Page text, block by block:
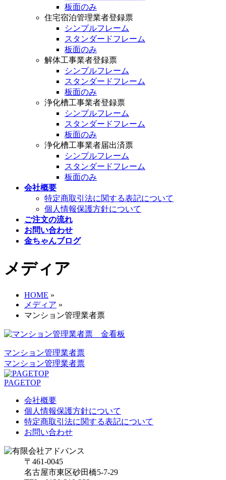
板面のみ
住宅宿泊管理業者登録票
シンプルフレーム
スタンダードフレーム
板面のみ
解体工事業者登録票
シンプルフレーム
スタンダードフレーム
板面のみ
浄化槽工事業者登録票
シンプルフレーム
スタンダードフレーム
板面のみ
浄化槽工事業者届出済票
シンプルフレーム
スタンダードフレーム
板面のみ
会社概要
特定商取引法に関する表記について
個人情報保護方針について
ご注文の流れ
お問い合わせ
金ちゃんブログ
メディア
HOME »
メディア »
マンション管理業者票
マンション管理業者票
マンション管理業者票
PAGETOP
会社概要
個人情報保護方針について
特定商取引法に関する表記について
お問い合わせ
〒461-0045
名古屋市東区砂田橋5-7-29